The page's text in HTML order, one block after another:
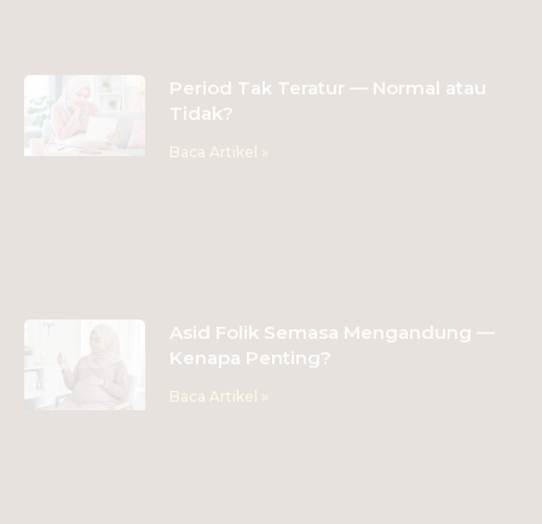
Period Tak Teratur — Normal atau
Tidak?
Baca Artikel »
Asid Folik Semasa Mengandung —
Kenapa Penting?
Baca Artikel »